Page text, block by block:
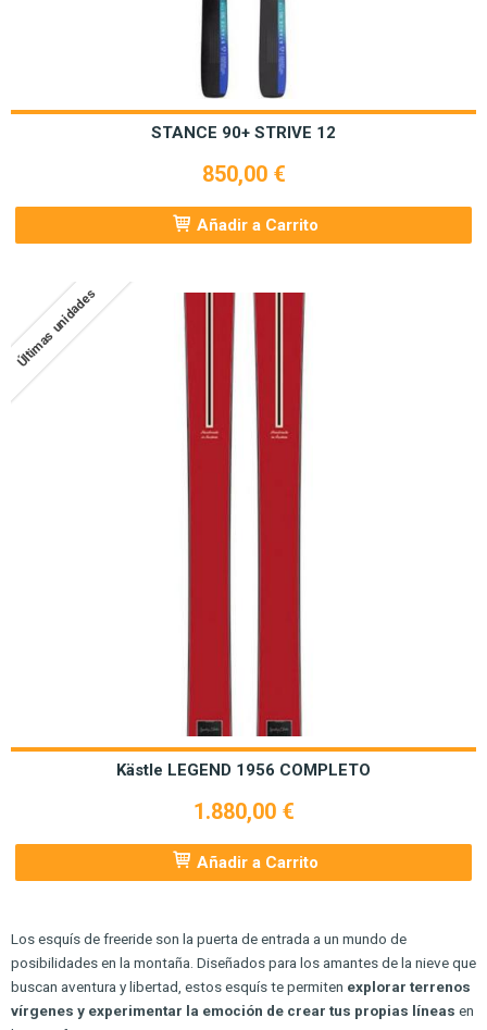
STANCE 90+ STRIVE 12
850,00 €
Añadir a Carrito
Últimas unidades
Kästle LEGEND 1956 COMPLETO
1.880,00 €
Añadir a Carrito
Los esquís de freeride son la puerta de entrada a un mundo de
posibilidades en la montaña. Diseñados para los amantes de la nieve que
buscan aventura y libertad, estos esquís te permiten explorar terrenos
vírgenes y experimentar la emoción de crear tus propias líneas en